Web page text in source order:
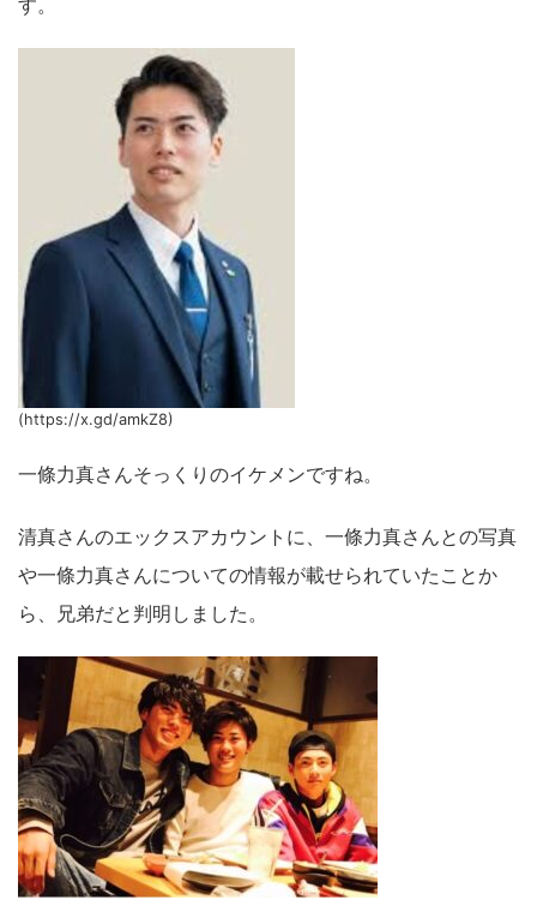
す。
(https://x.gd/amkZ8)
一條力真さんそっくりのイケメンですね。
清真さんのエックスアカウントに、一條力真さんとの写真
や一條力真さんについての情報が載せられていたことか
ら、兄弟だと判明しました。